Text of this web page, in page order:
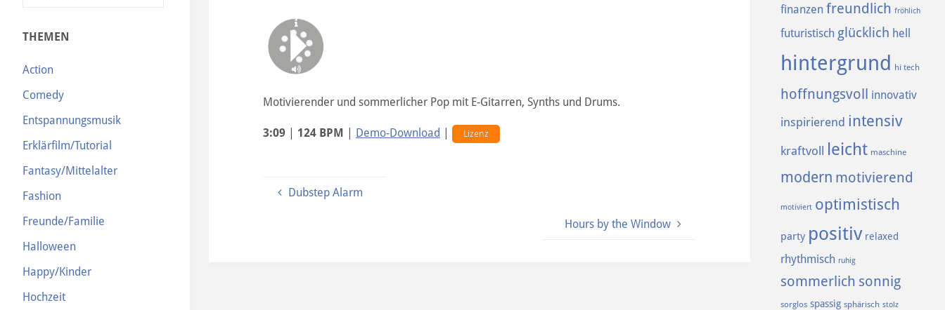
Motivierender und sommerlicher Pop mit E-Gitarren, Synths und Drums.
3:09| 124 BPM Demo-Download Lizenz
Dubstep Alarm
Hours by the Window
THEMEN
Action
Comedy
Entspannungsmusik
Erklärfilm/Tutorial
Fantasy/Mittelalter
Fashion
Freunde/Familie
Halloween
Happy/Kinder
Hochzeit
finanzen freundlich fröhlich
futuristisch glücklich hell
hintergrund hi tech
hoffnungsvoll innovativ
inspirierend intensiv
kraftvoll leicht maschine
modern motivierend
motiviert optimistisch
party positiv relaxed
rhythmisch ruhig
sommerlich sonnig
sorglos spassig sphärisch stolz